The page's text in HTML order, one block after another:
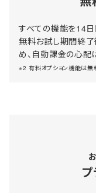
すべての機能を14日
無料お試し期間終
め、自動課金の心配
※2 有料オプション機能は無